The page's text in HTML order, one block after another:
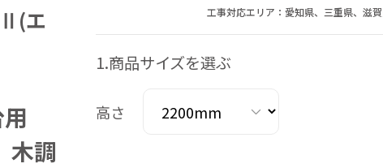
エ
用
調
工事対応エリア：愛知県、三重県、滋
1.商品サイズを選ぶ
高さ